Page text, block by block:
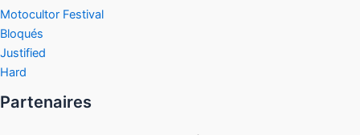
Motocultor Festival
Bloqués
Justified
Hard
Partenaires